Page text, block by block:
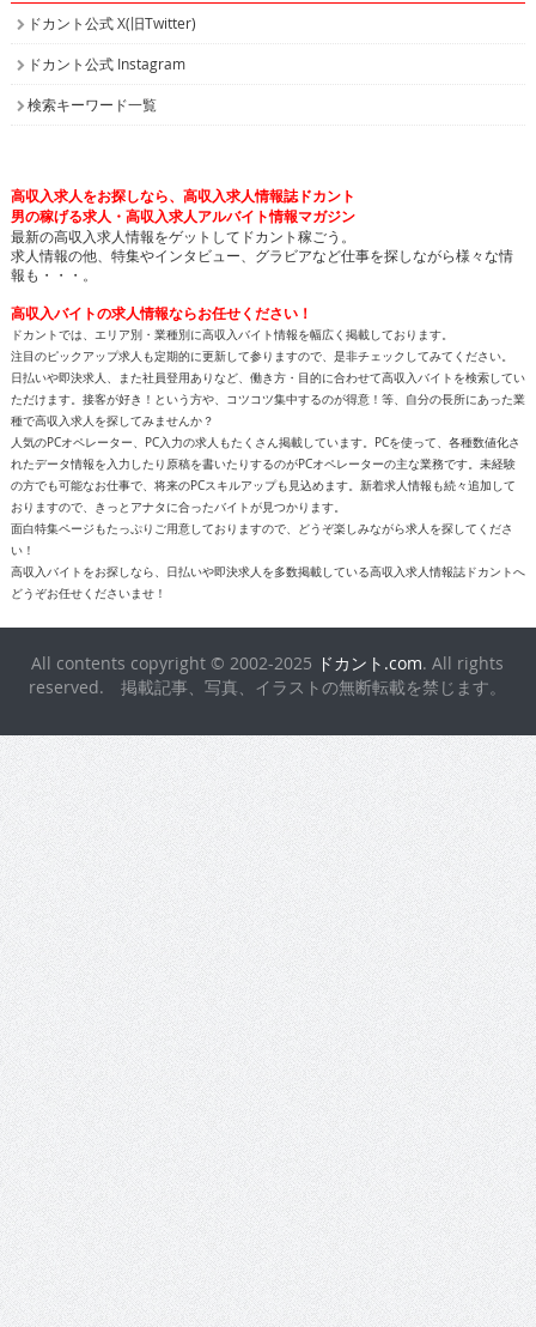
ドカント公式 X(旧Twitter)
ドカント公式 Instagram
検索キーワード一覧
高収入求人をお探しなら、高収入求人情報誌ドカント
男の稼げる求人・高収入求人アルバイト情報マガジン
最新の高収入求人情報をゲットしてドカント稼ごう。
求人情報の他、特集やインタビュー、グラビアなど仕事を探しながら様々な情
報も・・・。
高収入バイトの求人情報ならお任せください！
ドカントでは、エリア別・業種別に高収入バイト情報を幅広く掲載しております。
注目のピックアップ求人も定期的に更新して参りますので、是非チェックしてみてください。
日払いや即決求人、また社員登用ありなど、働き方・目的に合わせて高収入バイトを検索してい
ただけます。接客が好き！という方や、コツコツ集中するのが得意！等、自分の長所にあった業
種で高収入求人を探してみませんか？
人気のPCオペレーター、PC入力の求人もたくさん掲載しています。PCを使って、各種数値化さ
れたデータ情報を入力したり原稿を書いたりするのがPCオペレーターの主な業務です。未経験
の方でも可能なお仕事で、将来のPCスキルアップも見込めます。新着求人情報も続々追加して
おりますので、きっとアナタに合ったバイトが見つかります。
面白特集ページもたっぷりご用意しておりますので、どうぞ楽しみながら求人を探してくださ
い！
高収入バイトをお探しなら、日払いや即決求人を多数掲載している高収入求人情報誌ドカントへ
どうぞお任せくださいませ！
All contents copyright © 2002-2025 ドカント.com. All rights
reserved. 掲載記事、写真、イラストの無断転載を禁じます。